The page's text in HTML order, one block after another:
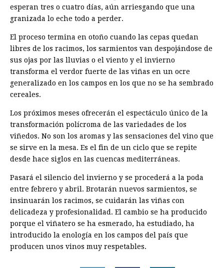
esperan tres o cuatro días, aún arriesgando que una
granizada lo eche todo a perder.
El proceso termina en otoño cuando las cepas quedan
libres de los racimos, los sarmientos van despojándose de
sus ojas por las lluvias o el viento y el invierno
transforma el verdor fuerte de las viñas en un ocre
generalizado en los campos en los que no se ha sembrado
cereales.
Los próximos meses ofrecerán el espectáculo único de la
transformación polícroma de las variedades de los
viñedos. No son los aromas y las sensaciones del vino que
se sirve en la mesa. Es el fin de un ciclo que se repite
desde hace siglos en las cuencas mediterráneas.
Pasará el silencio del invierno y se procederá a la poda
entre febrero y abril. Brotarán nuevos sarmientos, se
insinuarán los racimos, se cuidarán las viñas con
delicadeza y profesionalidad. El cambio se ha producido
porque el viñatero se ha esmerado, ha estudiado, ha
introducido la enología en los campos del país que
producen unos vinos muy respetables.